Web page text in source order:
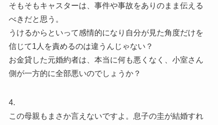
そもそもキャスターは、事件や事故をありのまま伝える
べきだと思う。
うけるからといって感情的になり自分が見た角度だけを
信じて1人を責めるのは違うんじゃない？
お金貸した元婚約者は、本当に何も悪くなく、小室さん
側が一方的に全部悪いのでしょうか？
4.
この母親もまさか言えないですよ。息子の圭が結婚すれ